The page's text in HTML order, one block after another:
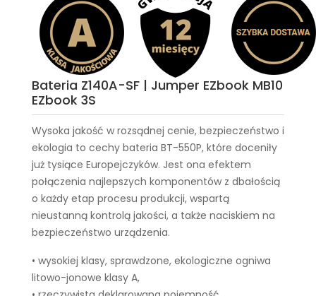
Bateria Z140A-SF | Jumper EZbook MB10
EZbook 3S
Wysoka jakość w rozsądnej cenie, bezpieczeństwo i
ekologia to cechy bateria BT-550P, które doceniły
już tysiące Europejczyków. Jest ona efektem
połączenia najlepszych komponentów z dbałością
o każdy etap procesu produkcji, wspartą
nieustanną kontrolą jakości, a także naciskiem na
bezpieczeństwo urządzenia.
• wysokiej klasy, sprawdzone, ekologiczne ogniwa
litowo-jonowe klasy A,